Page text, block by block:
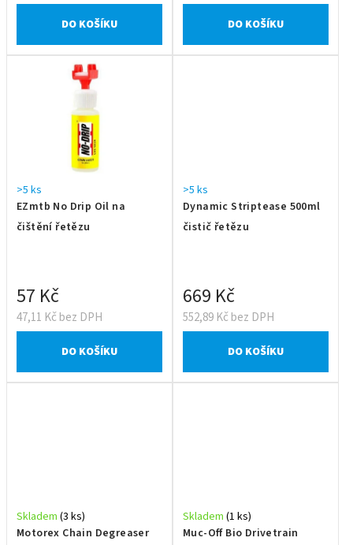
DO KOŠÍKU DO KOŠÍKU
EZmtb No Drip Oil na
čištění řetězu
>5 ks
47,11 Kč bez DPH
57 Kč
DO KOŠÍKU
Dynamic Striptease 500ml
čistič řetězu
>5 ks
552,89 Kč bez DPH
669 Kč
DO KOŠÍKU
Motorex Chain Degreaser
Skladem (3 ks)
Muc-Off Bio Drivetrain
Skladem (1 ks)